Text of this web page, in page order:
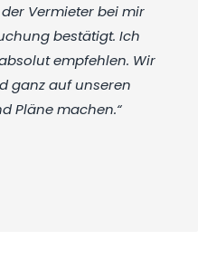
Vermieter bei mir
bestätigt. Ich
empfehlen. Wir
ganz auf unseren
Pläne machen.“